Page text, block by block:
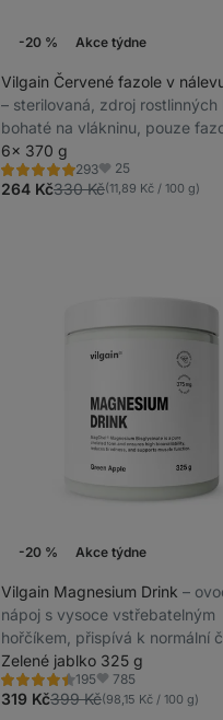
-20 % Akce týdne
Vilgain Červené fazole v
⁠–⁠ sterilovaná, zdroj rostlinných
bohaté na vlákninu, pouze
a sůl
6× 370 g
293
Hodnocení
4.8/5,
293
Oblíbené
25
264 Kč330 Kč(11,89 Kč / 100 g)
-20 % Akce týdne
Vilgain Magnesium Drink ⁠–⁠
nápoj s vysoce vstřebatelným
hořčíkem, přispívá k normální
svalů a ke snížení míry únavy a
vyčerpání, doplněk stravy
Zelené jablko 325 g
195
Hodnocení
4.5/5,
195
Oblíbené
785
319 Kč399 Kč(98,15 Kč / 100 g)